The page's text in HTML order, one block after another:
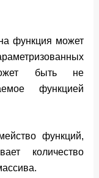
функция может
быть не
функцией
функций,
количество